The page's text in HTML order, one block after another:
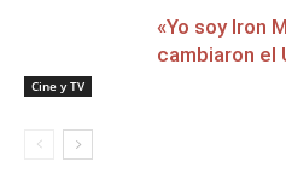
Cine y TV
«Yo soy Iron
cambiaron el